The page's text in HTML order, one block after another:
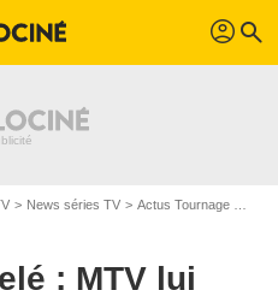
profil search
News séries TV Actus Tournage Séries TV
: MTV lui